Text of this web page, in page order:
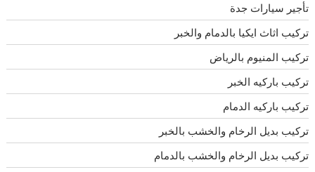
تأجير سيارات جدة
تركيب اثاث ايكيا بالدمام والخبر
تركيب المنيوم بالرياض
تركيب باركيه الخبر
تركيب باركيه الدمام
تركيب بديل الرخام والخشب بالخبر
تركيب بديل الرخام والخشب بالدمام